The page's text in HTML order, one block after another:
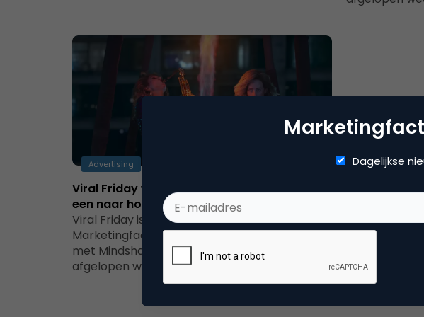
Advertising
Viral Friday week 30/2017: The Rock x Siri,
een naar hondje en de Handicab
Viral Friday is de wekelijkse rubriek op
Marketingfacts in samenwerking
met Mindshare waarin de beste virals van de
afgelopen week worden belicht.…
Dagelijkse